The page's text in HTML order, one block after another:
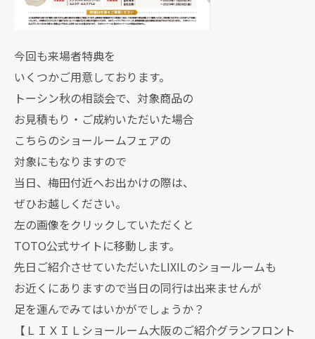
今回も来場者特典を
いくつかご用意しております。
トーシン秋の相談会で、対象商品の
お見積もり・ご成約いただいた場合
こちらのショールームフェアの
対象にもなりますので
当日、梅田付近へお出かけの際は、
ぜひお越しください。
左の画像をクリックしていただくと
TOTO公式サイトに移動します。
先日ご紹介させていただいたLIXILのショールームも
お近くにありますので当日の同行は出来ませんが
足を運んでみてはいかがでしょうか？
【ＬＩＸＩＬショールーム大阪のご紹介グランフロント